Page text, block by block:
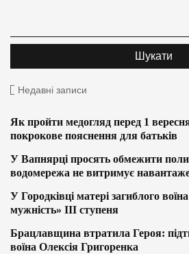
Недавні записи
Як пройти медогляд перед 1
покрокове пояснення для батьків
У Вапнярці просять обмежити
водомережа не витримує
У Городківці матері загиблого
мужність» ІІІ ступеня
Брацлавщина втратила Героя:
воїна Олексія Григоренка